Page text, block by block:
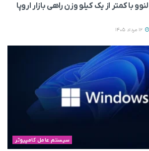
با کمتر از یک کیلو وزن راهی بازار اروپا
سیستم عامل کامپیوتر